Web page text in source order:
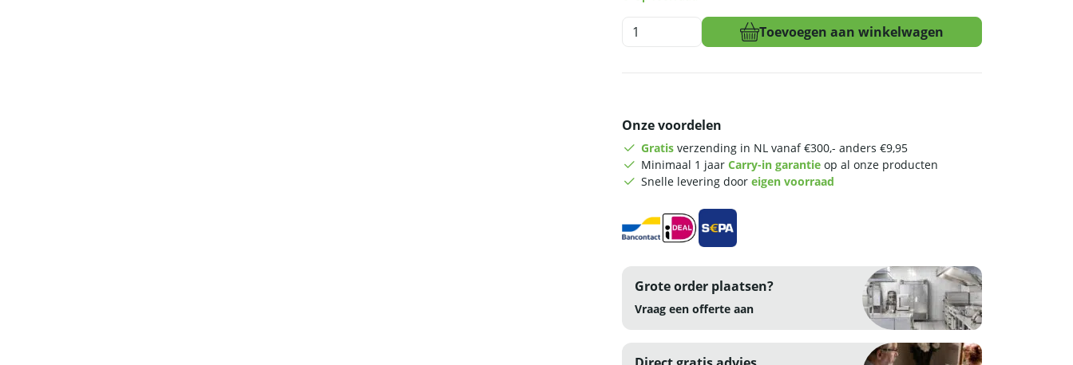
HCB
Pro-
-
120
cm
Toevoegen aan winkelwagen
Onze voordelen
Gratis verzending in NL vanaf €300,- anders €9,95
Minimaal 1 jaar Carry-in garantie op al onze producten
Snelle levering door eigen voorraad
Grote order plaatsen?
Vraag een offerte aan